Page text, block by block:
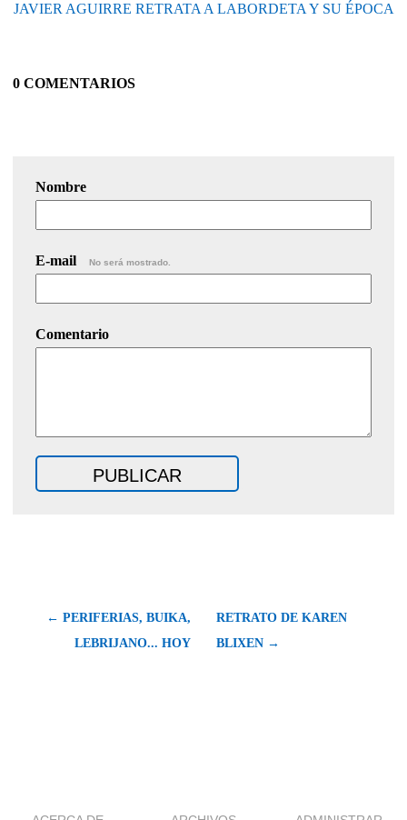
JAVIER AGUIRRE RETRATA A LABORDETA Y SU ÉPOCA
0 COMENTARIOS
Nombre
E-mail No será mostrado.
Comentario
← PERIFERIAS, BUIKA,
LEBRIJANO... HOY
RETRATO DE KAREN
BLIXEN →